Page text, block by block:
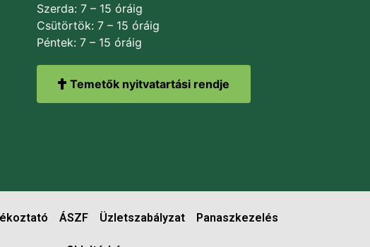
Szerda: 7 – 15 óráig
Csütörtök: 7 – 15 óráig
Péntek: 7 – 15 óráig
Temetők nyitvatartási rendje
ÁSZF Üzletszabályzat Panaszkezelés